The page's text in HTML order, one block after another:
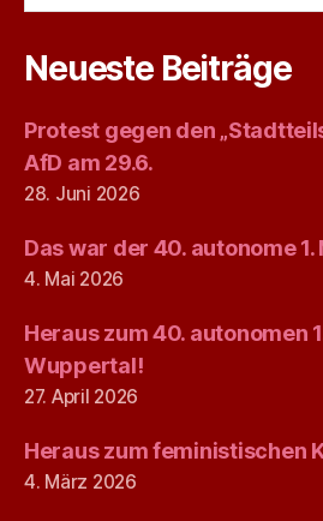
Neueste Beiträge
Protest gegen den
AfD am 29.6.
28. Juni 2026
Das war der 40. autonome
4. Mai 2026
Heraus zum 40. autonomen
Wuppertal!
27. April 2026
Heraus zum feministischen
4. März 2026